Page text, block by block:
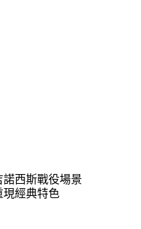
西斯戰役場景
經典特色